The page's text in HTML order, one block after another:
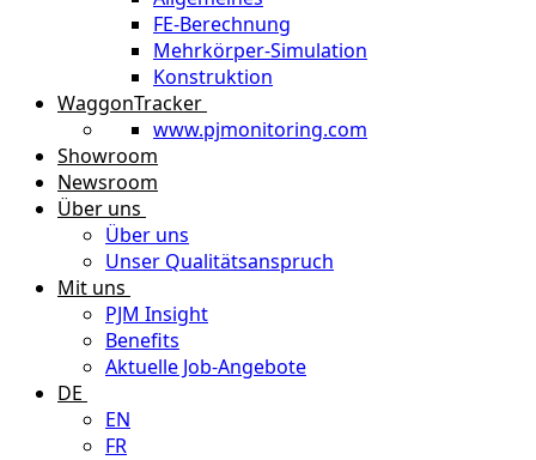
FE-Berechnung
Mehrkörper-Simulation
Konstruktion
WaggonTracker
www.pjmonitoring.com
Showroom
Newsroom
Über uns
Über uns
Unser Qualitätsanspruch
Mit uns
PJM Insight
Benefits
Aktuelle Job-Angebote
DE
EN
FR